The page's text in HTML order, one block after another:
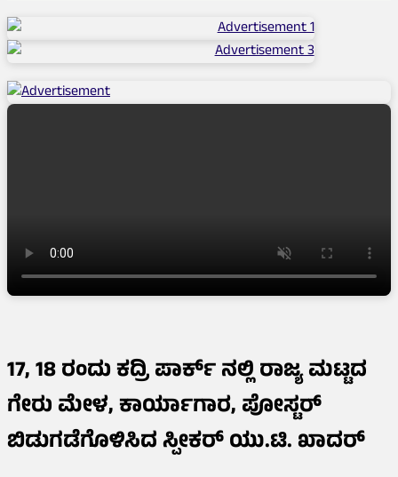
17, 18 ರಂದು ಕದ್ರಿ ಪಾರ್ಕ್ ನಲ್ಲಿ ರಾಜ್ಯ ಮಟ್ಟದ
ಗೇರು ಮೇಳ, ಕಾರ್ಯಾಗಾರ, ಪೋಸ್ಟರ್
ಬಿಡುಗಡೆಗೊಳಿಸಿದ ಸ್ಪೀಕರ್ ಯು.ಟಿ. ಖಾದರ್